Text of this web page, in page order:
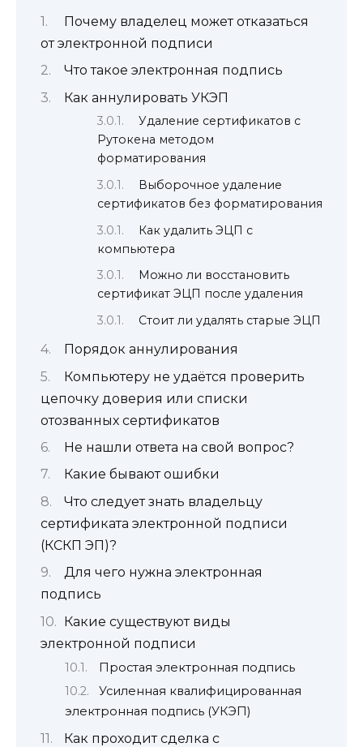
Почему владелец может отказаться
от электронной подписи
Что такое электронная подпись
Как аннулировать УКЭП
Удаление сертификатов с
Рутокена методом
форматирования
Выборочное удаление
сертификатов без форматирования
Как удалить ЭЦП с
компьютера
Можно ли восстановить
сертификат ЭЦП после удаления
Стоит ли удалять старые ЭЦП
Порядок аннулирования
Компьютеру не удаётся проверить
цепочку доверия или списки
отозванных сертификатов
Не нашли ответа на свой вопрос?
Какие бывают ошибки
Что следует знать владельцу
сертификата электронной подписи
(КСКП ЭП)?
Для чего нужна электронная
подпись
Какие существуют виды
электронной подписи
Простая электронная подпись
Усиленная квалифицированная
электронная подпись (УКЭП)
Как проходит сделка с